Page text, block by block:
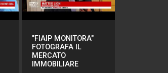
"FIAIP MONITORA"
FOTOGRAFA IL
MERCATO
IMMOBILIARE